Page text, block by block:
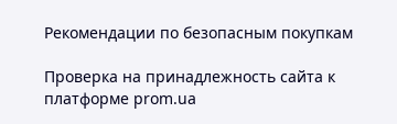
Рекомендации по безопасным покупкам
Проверка на принадлежность сайта к
платформе prom.ua